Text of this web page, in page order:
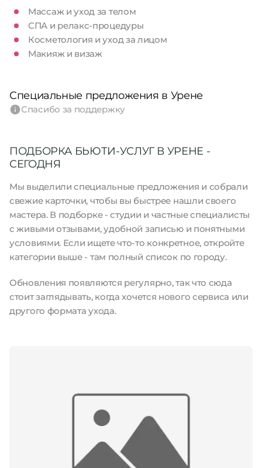
Массаж и уход за телом
СПА и релакс-процедуры
Косметология и уход за лицом
Макияж и визаж
Специальные предложения в Урене
Спасибо за поддержку
ПОДБОРКА БЬЮТИ-УСЛУГ В УРЕНЕ -
СЕГОДНЯ
Мы выделили специальные предложения и собрали
свежие карточки, чтобы вы быстрее нашли своего
мастера. В подборке - студии и частные специалисты
с живыми отзывами, удобной записью и понятными
условиями. Если ищете что-то конкретное, откройте
категории выше - там полный список по городу.
Обновления появляются регулярно, так что сюда
стоит заглядывать, когда хочется нового сервиса или
другого формата ухода.